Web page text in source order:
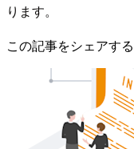
ります。
この記事をシェアする